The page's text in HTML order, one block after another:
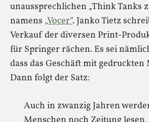
unaussprechlichen „Think Tanks
namens „Vocer“. Janko Tietz
Verkauf der diversen Print-
für Springer rächen. Es sei
dass das Geschäft mit gedruckten
Dann folgt der Satz:
Auch in zwanzig Jahren